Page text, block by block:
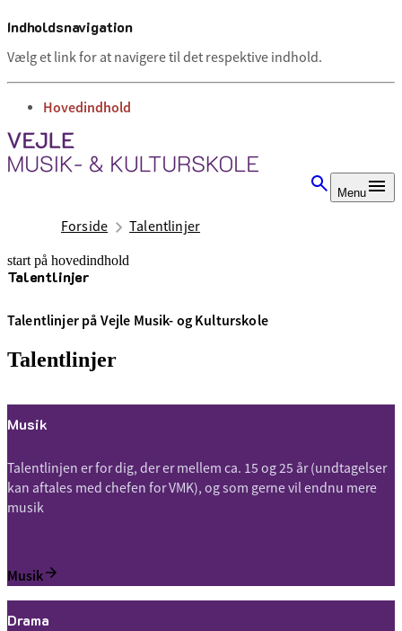
Indholdsnavigation
Vælg et link for at navigere til det respektive indhold.
gå til
Hovedindhold
Menu
Forside Talentlinjer
start på hovedindhold
Talentlinjer
senest opdateret 10. april 2026
Talentlinjer på Vejle Musik- og Kulturskole
Talentlinjer
Musik
Talentlinjen er for dig, der er mellem ca. 15 og 25 år (undtagelser
kan aftales med chefen for VMK), og som gerne vil endnu mere
musik
Musik
Drama